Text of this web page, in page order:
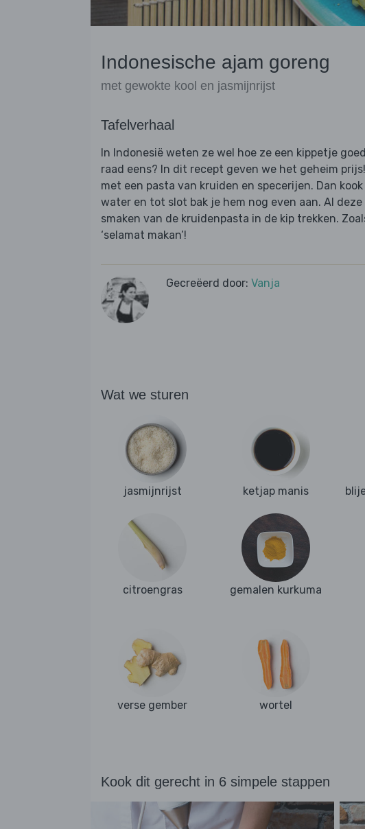
Indonesische ajam goreng
met gewokte kool en jasmijnrijst
Tafelverhaal
In Indonesië weten ze wel hoe ze een kippetje
raad eens? In dit recept geven we het geheim
met een pasta van kruiden en specerijen. Dan
water en tot slot bak je hem nog even aan. Al
smaken van de kruidenpasta in de kip trekken.
‘selamat makan’!
Gecreëerd door: Vanja
Wat we sturen
jasmijnrijst ketjap manis
citroengras gemalen kurkuma
verse gember wortel
Kook dit gerecht in 6 simpele stappen